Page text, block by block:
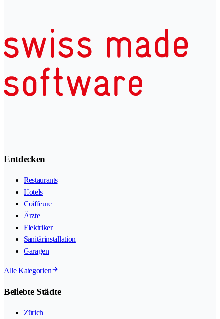
Entdecken
Restaurants
Hotels
Coiffeure
Ärzte
Elektriker
Sanitärinstallation
Garagen
Alle Kategorien
Beliebte Städte
Zürich